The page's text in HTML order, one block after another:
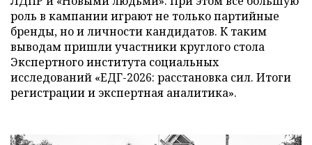
роль в кампании играют не только партийные
бренды, но и личности кандидатов. К таким
выводам пришли участники круглого стола
Экспертного института социальных
исследований «ЕДГ-2026: расстановка сил. Итоги
регистрации и экспертная аналитика».